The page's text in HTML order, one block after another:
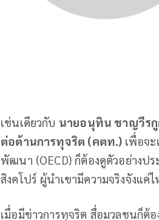
เช่นเดียวกับ นายอนุทิน ชาญวีร
ต่อต้านการทุจริต (คตท.) เพื่อจ
พัฒนา (OECD) ก็ต้องดูตัวอย่างป
สิงคโปร์ ผู้นำเขามีความจริงจังแ
เมื่อมีข่าวการทุจริต สื่อมวลชนก็ต้